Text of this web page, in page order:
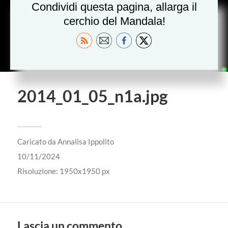
2014_01_05_n1a.jpg
Caricato da Annalisa Ippolito
10/11/2024
Risoluzione: 1950x1950 px
Condividi questa pagina, allarga il
cerchio del Mandala!